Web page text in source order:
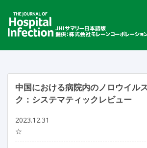
中国における病院内のノロウイル
ク：システマティックレビュー
2023.12.31
☆